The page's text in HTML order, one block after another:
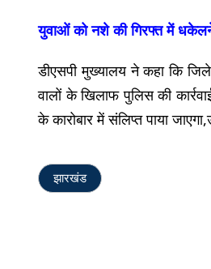
युवाओं को नशे की गिरफ्त में धकेलने
डीएसपी मुख्यालय ने कहा कि
वालों के खिलाफ पुलिस की
के कारोबार में संलिप्त पाया
झारखंड